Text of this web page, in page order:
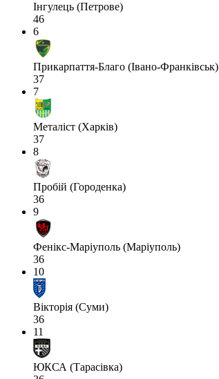
Інгулець (Петрове)
46
6
Прикарпаття-Благо (Івано-Франківськ)
37
7
Металіст (Харків)
37
8
Пробій (Городенка)
36
9
Фенікс-Маріуполь (Маріуполь)
36
10
Вікторія (Суми)
36
11
ЮКСА (Тарасівка)